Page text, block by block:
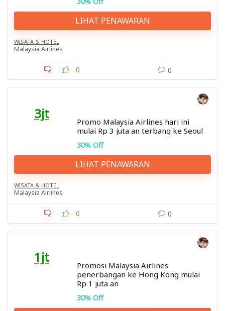
LIHAT PENAWARAN
WISATA & HOTEL
Malaysia Airlines
0 0
3jt
Promo Malaysia Airlines hari ini
mulai Rp 3 juta an terbang ke Seoul
30% Off
LIHAT PENAWARAN
WISATA & HOTEL
Malaysia Airlines
0 0
1jt
Promosi Malaysia Airlines
penerbangan ke Hong Kong mulai
Rp 1 juta an
30% Off